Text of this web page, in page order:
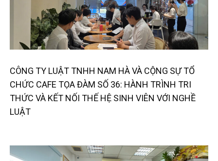
CÔNG TY LUẬT TNHH NAM HÀ VÀ CỘNG SỰ TỔ
CHỨC CAFE TỌA ĐÀM SỐ 36: HÀNH TRÌNH TRI
THỨC VÀ KẾT NỐI THẾ HỆ SINH VIÊN VỚI NGHỀ
LUẬT